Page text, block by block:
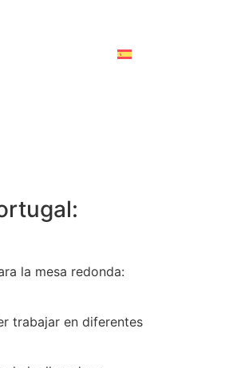
la mesa redonda:
trabajar en diferentes